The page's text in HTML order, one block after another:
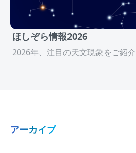
ほしぞら情報2026
2026年、注目の天文現象をご紹介
アーカイブ